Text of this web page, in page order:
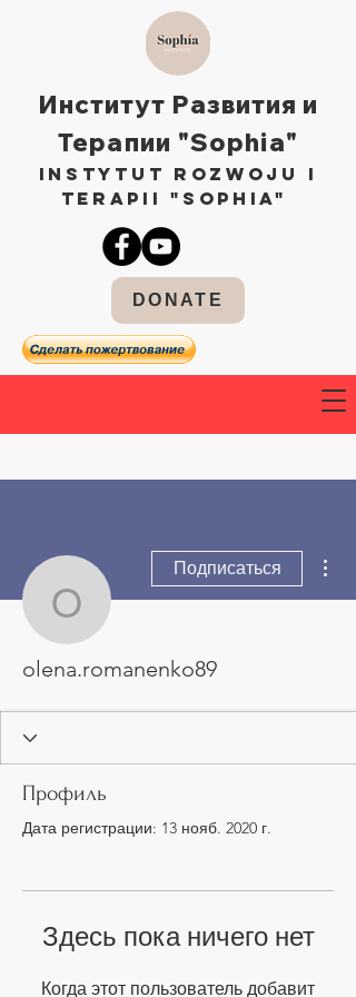
Институт Развития и
Терапии "Sophia"
Instytut Rozwoju i
Terapii "Sophia"
DONATE
Подписаться
olena.romanenko89
Профиль
Дата регистрации: 13 нояб. 2020 г.
Здесь пока ничего нет
Когда этот пользователь добавит